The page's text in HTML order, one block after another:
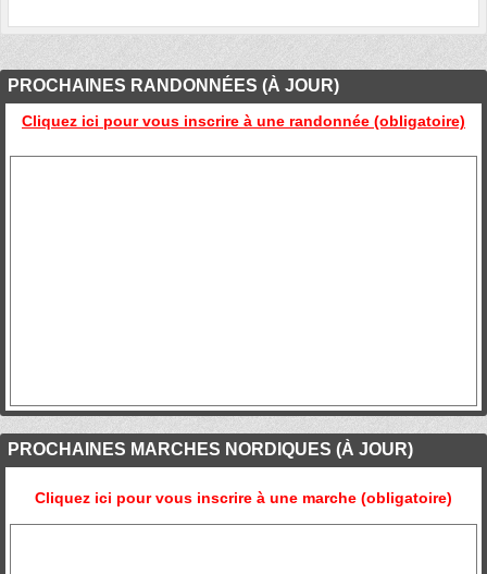
PROCHAINES RANDONNÉES (À JOUR)
Cliquez ici pour vous inscrire à une randonnée (obligatoire)
PROCHAINES MARCHES NORDIQUES (À JOUR)
Cliquez ici pour vous inscrire à une marche (obligatoire)